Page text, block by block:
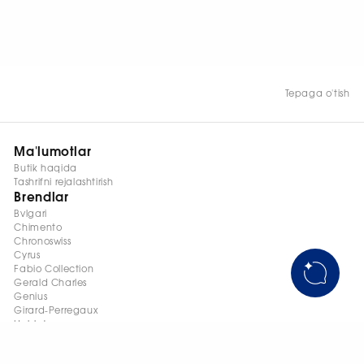
Tepaga o'tish
Ma'lumotlar
Butik haqida
Tashrifni rejalashtirish
Brendlar
Bvlgari
Chimento
Chronoswiss
Cyrus
Fabio Collection
Gerald Charles
Genius
Girard-Perregaux
Hublot